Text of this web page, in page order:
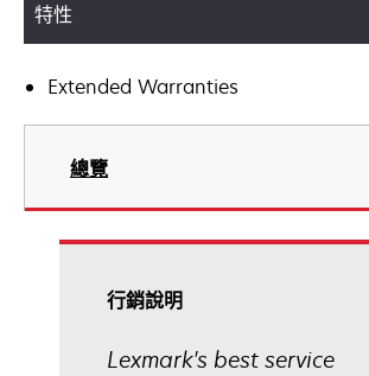
特性
Extended Warranties
總覽
行銷說明
Lexmark's best service